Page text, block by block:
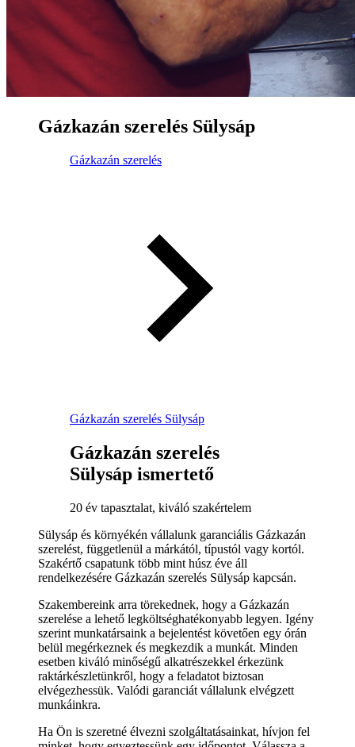
Gázkazán szerelés Sülysáp
Gázkazán szerelés
Gázkazán szerelés Sülysáp
Gázkazán szerelés
Sülysáp ismertető
20 év tapasztalat, kiváló szakértelem
Sülysáp és környékén vállalunk garanciális Gázkazán
szerelést, függetlenül a márkától, típustól vagy kortól.
Szakértő csapatunk több mint húsz éve áll
rendelkezésére Gázkazán szerelés Sülysáp kapcsán.
Szakembereink arra törekednek, hogy a Gázkazán
szerelése a lehető legköltséghatékonyabb legyen. Igény
szerint munkatársaink a bejelentést követően egy órán
belül megérkeznek és megkezdik a munkát. Minden
esetben kiváló minőségű alkatrészekkel érkezünk
raktárkészletünkről, hogy a feladatot biztosan
elvégezhessük. Valódi garanciát vállalunk elvégzett
munkáinkra.
Ha Ön is szeretné élvezni szolgáltatásainkat, hívjon fel